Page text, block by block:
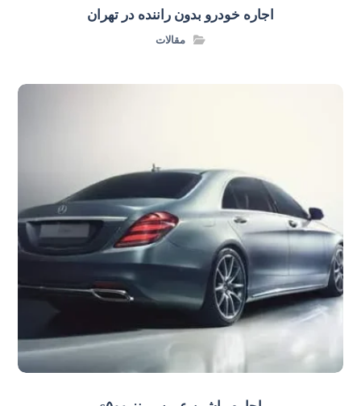
اجاره خودرو بدون راننده در تهران
مقالات